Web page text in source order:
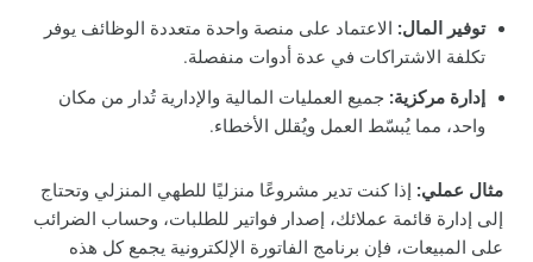
توفير المال: الاعتماد على منصة واحدة متعددة الوظائف يوفر
تكلفة الاشتراكات في عدة أدوات منفصلة.
إدارة مركزية: جميع العمليات المالية والإدارية تُدار من مكان
واحد، مما يُبسّط العمل ويُقلل الأخطاء.
مثال عملي: إذا كنت تدير مشروعًا منزليًا للطهي المنزلي وتحتاج
إلى إدارة قائمة عملائك، إصدار فواتير للطلبات، وحساب الضرائب
على المبيعات، فإن برنامج الفاتورة الإلكترونية يجمع كل هذه